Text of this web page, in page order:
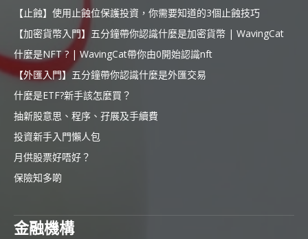
【止蝕】使用止蝕位保護投資，你需要知道的3個止蝕技巧
【加密貨幣入門】五分鐘帶你認識什麼是加密貨幣 | WavingCat
什麼是NFT ? | WavingCat帶你由0開始認識nft
【外匯入門】五分鐘帶你認識什麼是外匯交易
什麼是ETF?新手該怎麼買？
抽新股意思、程序、孖展及手續費
投資新手入門懶人包
月供股票好唔好？
保險知多啲
金融機構